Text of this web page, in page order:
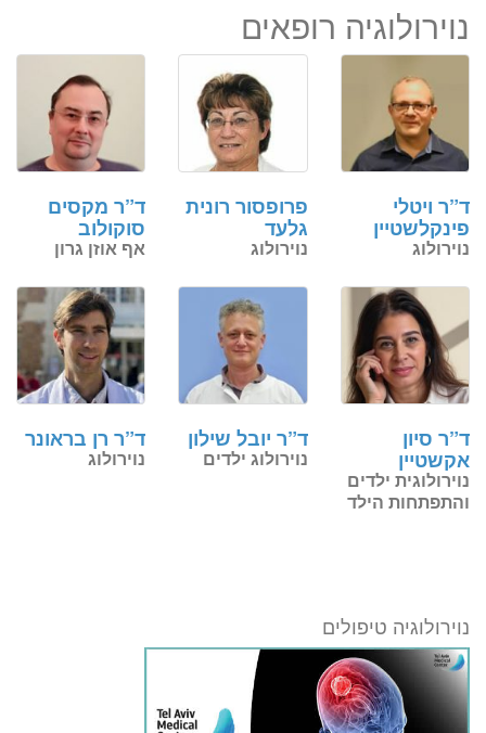
כתובת מרפאה: קויפמן 6 תל אביב
ייעוץ נוירולוגית ילדים
2500 ₪
לזימון תור טלפוני התקשרו
037712804
זימון תור אונליין
לד״ר סיון אקשטיין
« יום ה’ 20.08.26
17:45
נוירולוגיה רופאים
ד”ר מקסים
סוקולוב
אף אוזן גרון
פרופסור רונית
גלעד
נוירולוג
ד”ר ויטלי
פינקלשטיין
נוירולוג
ד”ר רן בראונר
נוירולוג
ד”ר יובל שילון
נוירולוג ילדים
ד”ר סיון
אקשטיין
נוירולוגית ילדים
והתפתחות הילד
נוירולוגיה טיפולים